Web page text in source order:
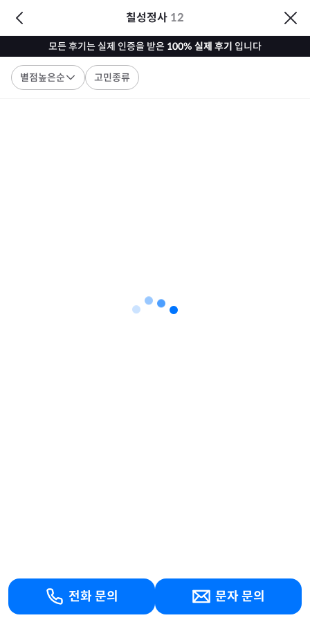
칠성정사 12
모든 후기는 실제 인증을 받은 100% 실제 후기 입니다
별점높은순 고민종류
전화 문의 문자 문의